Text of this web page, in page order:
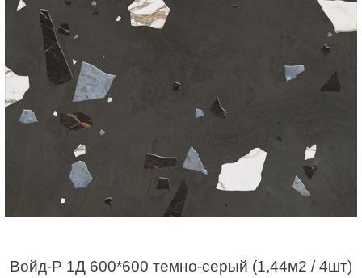
Войд-Р 1Д 600*600 темно-серый (1,44м2 / 4шт)